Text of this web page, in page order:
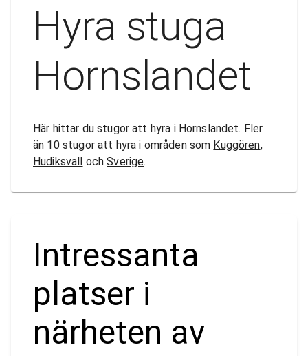
Hyra stuga
Hornslandet
Här hittar du stugor att hyra i Hornslandet. Fler
än 10 stugor att hyra i områden som Kuggören,
Hudiksvall ochSverige.
Intressanta
platser i
närheten av